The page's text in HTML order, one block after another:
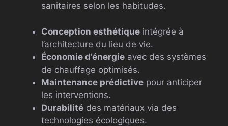
sanitaires selon les habitudes.
Conception esthétique intégrée à
l’architecture du lieu de vie.
Économie d’énergie avec des systèmes
de chauffage optimisés.
Maintenance prédictive pour anticiper
les interventions.
Durabilité des matériaux via des
technologies écologiques.